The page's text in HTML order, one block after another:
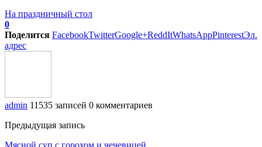
На праздничный стол
0
Поделится FacebookTwitterGoogle+ReddItWhatsAppPinterestЭл.
адрес
admin 11535 записей 0 комментариев
Предыдущая запись
Мясной суп с горохом и чечевицей